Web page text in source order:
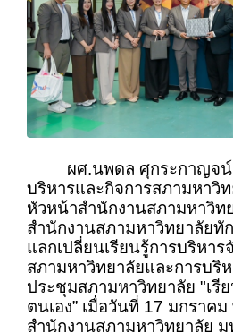
ผศ.นพดล ศุกระกาญจน์
บริหารและกิจการสภามหาวิ
หัวหน้าสำนักงานสภามหาวิท
สำนักงานสภามหาวิทยาลัย
แลกเปลี่ยนเรียนรู้การบริหาร
สภามหาวิทยาลัยและการบริ
ประชุมสภามหาวิทยาลัย "เรี
ตนเอง” เมื่อวันที่ 17 มกรา
สำนักงานสภามหาวิทยาลัย ม